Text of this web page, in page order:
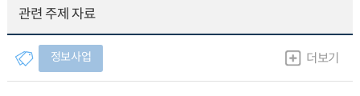
관련 주제 자료
정보사업 더보기